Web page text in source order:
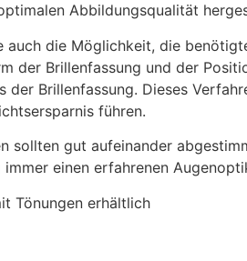
Abbildungsqualität
die Möglichkeit, die
der Brillenfassung und der
der Brillenfassung. Dieses
führen.
sollten gut aufeinander
einen erfahrenen
Tönungen erhältlich